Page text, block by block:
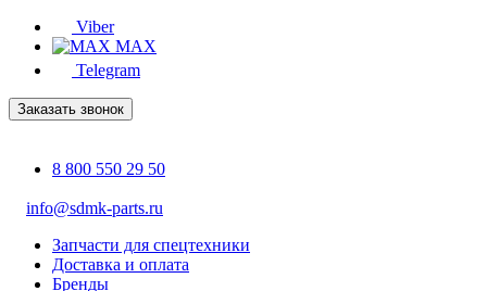
Viber
MAX
Telegram
Заказать звонок
8 800 550 29 50
info@sdmk-parts.ru
Запчасти для спецтехники
Доставка и оплата
Бренды